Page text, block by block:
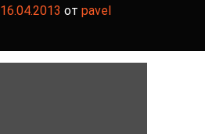
16.04.2013 от pavel